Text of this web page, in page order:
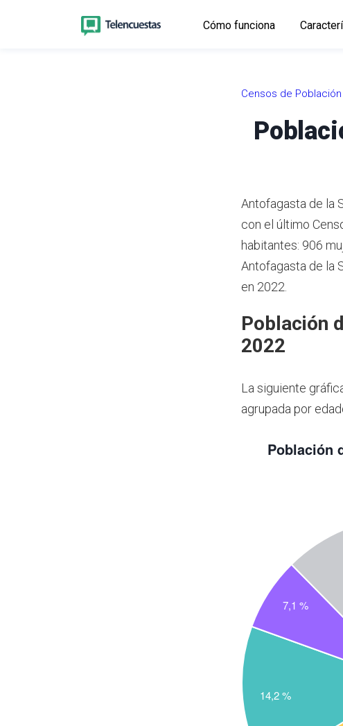
Cómo funciona
Censos de Población
Antofagasta de la
con el último
habitantes: 906
Antofagasta de la
en 2022.
Población
2022
La siguiente
agrupada por